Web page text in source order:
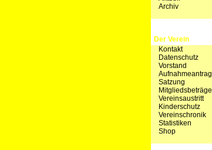
Archiv
Der Verein
Kontakt
Datenschutz
Vorstand
Aufnahmeantrag
Satzung
Mitgliedsbeträge
Vereinsaustritt
Kinderschutz
Vereinschronik
Statistiken
Shop